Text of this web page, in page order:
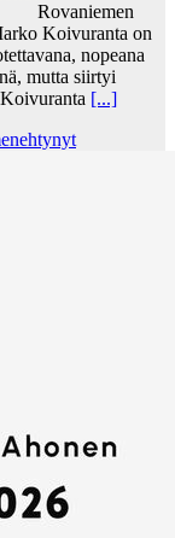
Rovaniemen
Koivuranta on
nopeana
mutta siirtyi
[...]